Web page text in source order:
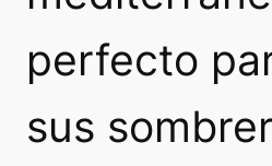
perfecto
sus